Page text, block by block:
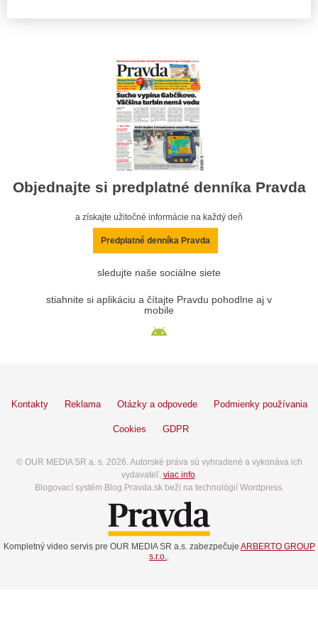
Objednajte si predplatné denníka Pravda
a získajte užitočné informácie na každý deň
Predplatné denníka Pravda
sledujte naše sociálne siete
stiahnite si aplikáciu a čítajte Pravdu pohodlne aj v
mobile
Kontakty Reklama Otázky a odpovede Podmienky používania
Cookies GDPR
© OUR MEDIA SR a. s. 2026. Autorské práva sú vyhradené a vykonáva ich
vydavateľ, viac info.
Blogovací systém Blog.Pravda.sk beží na technológií Wordpress.
Kompletný video servis pre OUR MEDIA SR a.s. zabezpečuje ARBERTO GROUP
s.r.o.